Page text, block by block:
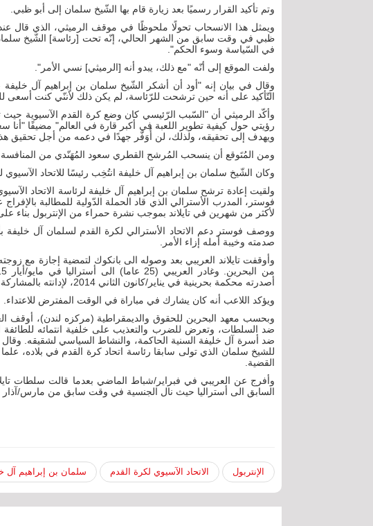
وتم تأكيد القرار رسميًا بعد زيارة قام بها الشّيخ سلمان إلى أبو ظبي.
ويمثل هذا الانسحاب تحولًا ملحوظًا في موقف الرميثي، الذي قال
ظبي في وقت سابق من الشهر الحالي، إنّه تحت [رئاسة] الشّيخ
في السّياسة وسوء الحكم".
ولفت الموقع إلى أنّه "مع ذلك، يبدو أنه [الرميثي] نسي الأمر".
وقال في بيان إنه "أود أن أشكر الشّيخ سلمان بن إبراهيم آل خليفة
التّأكيد على أنه حين ترشحت للرّئاسة، لم يكن ذلك لأننّي كنت أسعى
وأكّد الرميثي أن "السّبب الرّئيسي كان وضع كرة القدم الآسيوية
رؤيتي حول كيفية تطوير اللعبة في أكبر قارة في العالم" مضيفًا "أنا
ويهدف إلى تحقيقه، ولذلك، لن أُوَفّر جهدًا في دعمه من أجل تحقيق
ومن المُتَوقع أن ينسحب المُرشح القطري سعود المُهَنّدي من المنافسة
وكان الشّيخ سلمان بن إبراهيم آل خليفة انتُخِب رئيسًا للاتحاد الآسيوي
ولقيت إعادة ترشح سلمان بن إبراهيم آل خليفة لرئاسة الاتحاد
فوستر، المدرب الأسترالي الذي قاد الحملة الدّولية للمطالبة
لأكثر من شهرين في تايلاند بموجب نشرة حمراء من الإنتربول بناء
ووصف فوستر دعم الاتحاد الأسترالي لكرة القدم لسلمان آل
صدمته وخيبة أمله إزاء الأمر.
أصدرته محكمة بحرينية في يناير/كانون الثاني 2014، لإدانته بالمشاركة في اعتداء على مركز للشرطة.
ويؤكد اللاعب أنه كان يشارك في مباراة في الوقت المفترض للاعتداء.
ضد السلطات، وتعرض للضرب والتعذيب على خلفية انتمائه للطائفة
ضد أسرة آل خليفة السنية الحاكمة، والنشاط السياسي لشقيقه. وقال
للشيخ سلمان الذي تولى سابقا رئاسة اتحاد كرة القدم في بلاده،
القضية.
وأفرج عن العريبي في فبراير/شباط الماضي بعدما قالت سلطات
السابق الى أستراليا حيث نال الجنسية في وقت سابق من مارس/آذار
الإنتربول الاتحاد الآسيوي لكرة القدم سلمان بن إبراهيم آل